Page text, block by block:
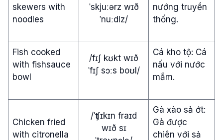
skewers with
noodles
ˈskjuːərz wɪð
ˈnuːdlz/
nướng truyền
thống.
Fish cooked
with fishsauce
bowl
/fɪʃ kʊkt wɪð
ˈfɪʃ sɔːs boʊl/
Cá kho tộ: Cá
nấu với nước
mắm.
Chicken fried
with citronella
/ˈʧɪkɪn fraɪd
wɪð sɪ
Gà xào sả ớt:
Gà được
chiên với sả